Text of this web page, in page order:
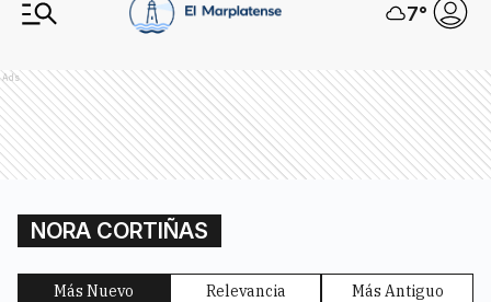
7°
Ads
NORA CORTIÑAS
Más Nuevo Relevancia Más Antiguo